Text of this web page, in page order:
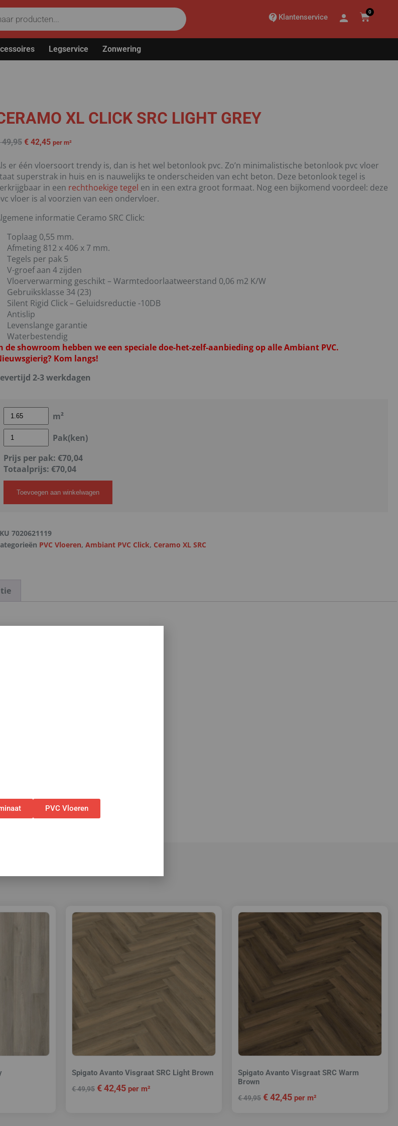
Klantenservice
0
Legservice Zonwering
XL CLICK SRC LIGHT GREY
49,95 €42,45 per m²
er één vloersoort trendy is, dan is het wel betonlook pvc. Zo’n minimalistische betonlook pvc vloer
superstrak in huis en is nauwelijks te onderscheiden van echt beton. Deze betonlook tegel is
in een rechthoekige tegel en in een extra groot formaat. Nog een bijkomend voordeel: deze
vloer is al voorzien van een ondervloer.
informatie Ceramo SRC Click:
Toplaag 0,55 mm.
Afmeting 812 x 406 x 7 mm.
Tegels per pak 5
V-groef aan 4 zijden
Vloerverwarming geschikt – Warmtedoorlaatweerstand 0,06 m2 K/W
Gebruiksklasse 34 (23)
Silent Rigid Click – Geluidsreductie -10DB
Antislip
Levenslange garantie
Waterbestendig
de showroom hebben we een speciale doe-het-zelf-aanbieding op alle Ambiant PVC.
Kom langs!
2-3 werkdagen
m²
Pak(ken)
Prijs per pak: €70,04
Totaalprijs: €70,04
Toevoegen aan winkelwagen
7020621119
PVC Vloeren, Ambiant PVC Click, Ceramo XL SRC
Spigato Avanto Visgraat SRC Light Brown
€49,95 €42,45 per m²
Spigato Avanto Visgraat SRC Warm
Brown
€49,95 €42,45 per m²
PVC Vloeren